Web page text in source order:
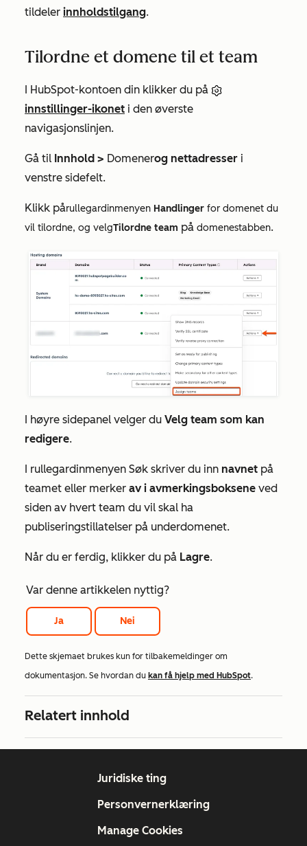
tildeler innholdstilgang.
Tilordne et domene til et team
I HubSpot-kontoen din klikker du på
innstillinger-ikonet i den øverste
navigasjonslinjen.
Gå til Innhold > Domenerog nettadresser i
venstre sidefelt.
Klikk pårullegardinmenyen Handlinger for domenet du
vil tilordne, og velgTilordne team på domenestabben.
I høyre sidepanel velger du Velg team som kan
redigere.
I rullegardinmenyen Søk skriver du inn navnet på
teamet eller merker av i avmerkingsboksene ved
siden av hvert team du vil skal ha
publiseringstillatelser på underdomenet.
Når du er ferdig, klikker du på Lagre.
Var denne artikkelen nyttig?
Ja Nei
Dette skjemaet brukes kun for tilbakemeldinger om
dokumentasjon. Se hvordan du kan få hjelp med HubSpot.
Relatert innhold
Juridiske ting
Personvernerklæring
Manage Cookies